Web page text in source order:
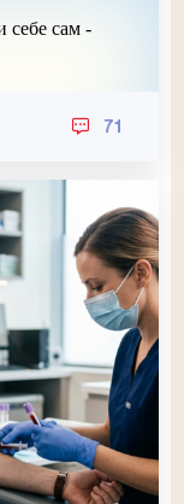
себе сам -
71